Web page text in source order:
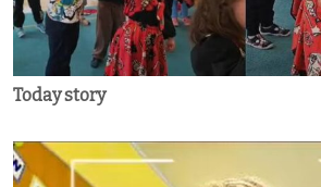
Today story